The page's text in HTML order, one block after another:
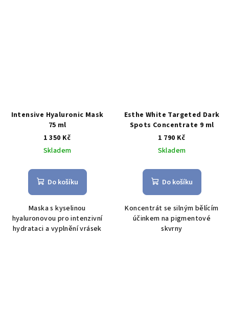
Intensive Hyaluronic Mask
75 ml
1 350 Kč
Skladem
Do košíku
Maska s kyselinou
hyaluronovou pro intenzivní
hydrataci a vyplnění vrásek
Esthe White Targeted Dark
Spots Concentrate 9 ml
1 790 Kč
Skladem
Do košíku
Koncentrát se silným bělícím
účinkem na pigmentové
skvrny